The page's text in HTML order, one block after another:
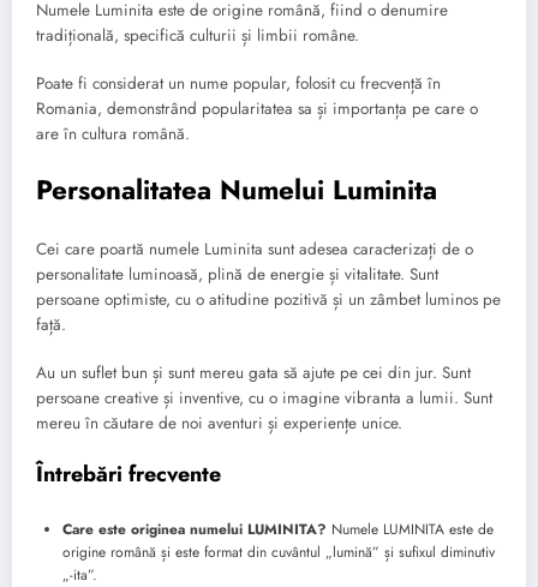
Numele Luminita este de origine română, fiind o denumire
tradițională, specifică culturii și limbii române.
Poate fi considerat un nume popular, folosit cu frecvență în
Romania, demonstrând popularitatea sa și importanța pe care o
are în cultura română.
Personalitatea Numelui Luminita
Cei care poartă numele Luminita sunt adesea caracterizați de o
personalitate luminoasă, plină de energie și vitalitate. Sunt
persoane optimiste, cu o atitudine pozitivă și un zâmbet luminos pe
față.
Au un suflet bun și sunt mereu gata să ajute pe cei din jur. Sunt
persoane creative și inventive, cu o imagine vibranta a lumii. Sunt
mereu în căutare de noi aventuri și experiențe unice.
Întrebări frecvente
Care este originea numelui LUMINITA? Numele LUMINITA este de
origine română și este format din cuvântul „lumină” și sufixul diminutiv
„-ita”.